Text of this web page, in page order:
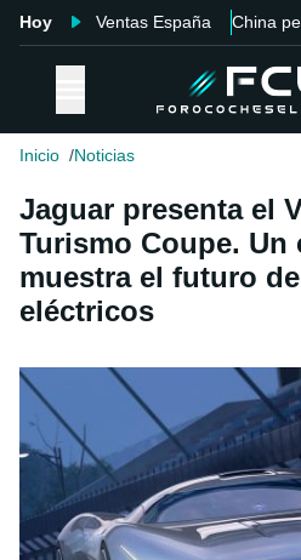
Hoy Ventas España China
Inicio Noticias
Jaguar presenta el
Turismo Coupe. Un
muestra el futuro
eléctricos